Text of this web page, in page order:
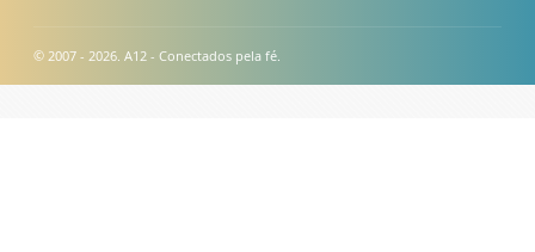
© 2007 - 2026. A12 - Conectados pela fé.